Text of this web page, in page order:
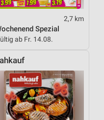
2,7 km
Spezial
ab Fr. 14.08.